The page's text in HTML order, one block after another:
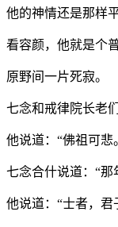
他的神情还是那样
看容颜，他就是个
原野间一片死寂。
七念和戒律院长老
他说道：“佛祖可悲
七念合什说道：“
他说道：“士者，